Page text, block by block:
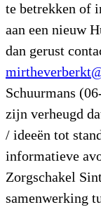
te betrekken of
aan een nieuw
dan gerust
Schuurmans
zijn verheugd
/ ideeën tot
informatieve
Zorgschakel
samenwerking